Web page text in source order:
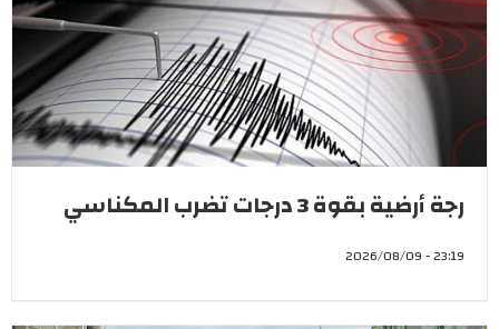
رجة أرضية بقوة 3 درجات تضرب المكناسي
23:19 - 2026/08/09